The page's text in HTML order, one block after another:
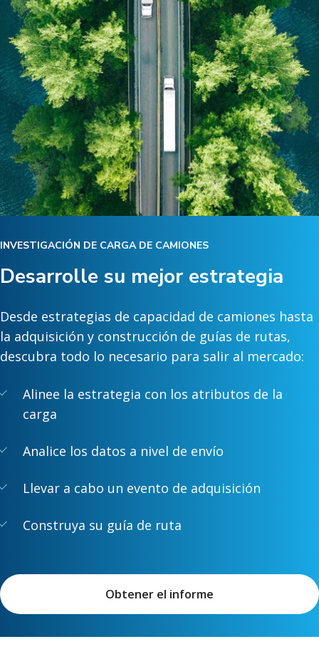
INVESTIGACIÓN DE CARGA DE CAMIONES
Desarrolle su mejor estrategia
Desde estrategias de capacidad de camiones hasta
la adquisición y construcción de guías de rutas,
descubra todo lo necesario para salir al mercado:
Alinee la estrategia con los atributos de la
carga
Analice los datos a nivel de envío
Llevar a cabo un evento de adquisición
Construya su guía de ruta
Obtener el informe